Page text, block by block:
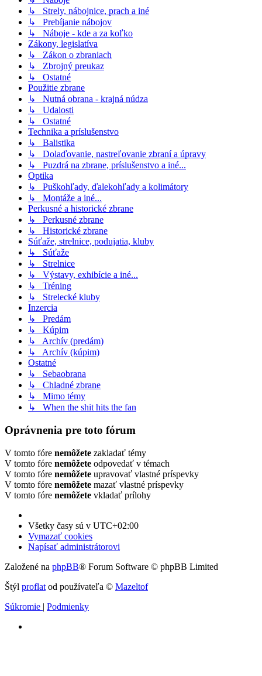
↳ Strely, nábojnice, prach a iné
↳ Prebíjanie nábojov
↳ Náboje - kde a za koľko
Zákony, legislatíva
↳ Zákon o zbraniach
↳ Zbrojný preukaz
↳ Ostatné
Použitie zbrane
↳ Nutná obrana - krajná núdza
↳ Udalosti
↳ Ostatné
Technika a príslušenstvo
↳ Balistika
↳ Dolaďovanie, nastreľovanie zbraní a úpravy
↳ Puzdrá na zbrane, príslušenstvo a iné...
Optika
↳ Puškohľady, ďalekohľady a kolimátory
↳ Montáže a iné...
Perkusné a historické zbrane
↳ Perkusné zbrane
↳ Historické zbrane
Súťaže, strelnice, podujatia, kluby
↳ Súťaže
↳ Strelnice
↳ Výstavy, exhibície a iné...
↳ Tréning
↳ Strelecké kluby
Inzercia
↳ Predám
↳ Kúpim
↳ Archív (predám)
↳ Archív (kúpim)
Ostatné
↳ Sebaobrana
↳ Chladné zbrane
↳ Mimo témy
↳ When the shit hits the fan
Oprávnenia pre toto fórum
V tomto fóre nemôžete zakladať témy
V tomto fóre nemôžete odpovedať v témach
V tomto fóre nemôžete upravovať vlastné príspevky
V tomto fóre nemôžete mazať vlastné príspevky
V tomto fóre nemôžete vkladať prílohy
Všetky časy sú v UTC+02:00
Vymazať cookies
Napísať administrátorovi
Založené na phpBB® Forum Software © phpBB Limited
Štýl proflat od používateľa © Mazeltof
Súkromie | Podmienky